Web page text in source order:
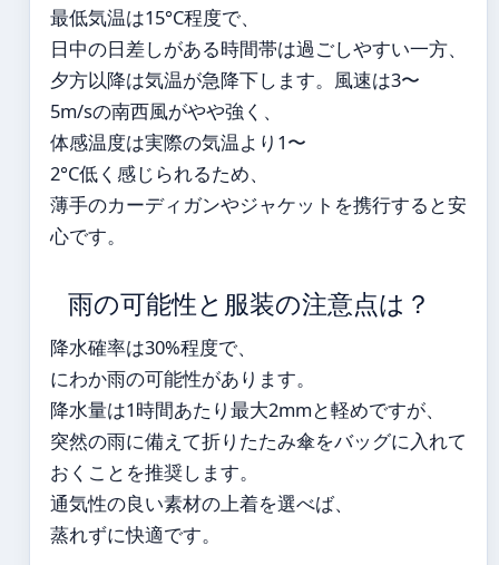
最低気温は15°C程度で、
日中の日差しがある時間帯は過ごしやすい一方、
夕方以降は気温が急降下します。風速は3〜
5m/sの南西風がやや強く、
体感温度は実際の気温より1〜
2°C低く感じられるため、
薄手のカーディガンやジャケットを携行すると安
心です。
雨の可能性と服装の注意点は？
降水確率は30%程度で、
にわか雨の可能性があります。
降水量は1時間あたり最大2mmと軽めですが、
突然の雨に備えて折りたたみ傘をバッグに入れて
おくことを推奨します。
通気性の良い素材の上着を選べば、
蒸れずに快適です。